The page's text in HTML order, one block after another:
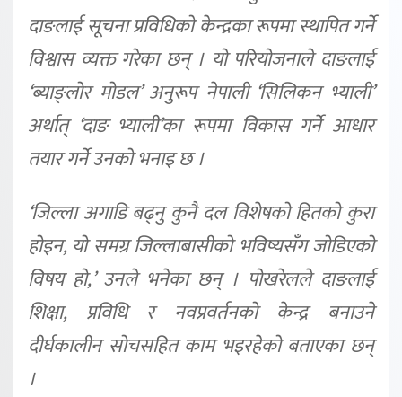
दाङलाई सूचना प्रविधिको केन्द्रका रूपमा स्थापित गर्ने
विश्वास व्यक्त गरेका छन् । यो परियोजनाले दाङलाई
‘ब्याङ्लोर मोडल’ अनुरूप नेपाली ‘सिलिकन भ्याली’
अर्थात् ‘दाङ भ्याली’का रूपमा विकास गर्ने आधार
तयार गर्ने उनको भनाइ छ ।
‘जिल्ला अगाडि बढ्नु कुनै दल विशेषको हितको कुरा
होइन, यो समग्र जिल्लाबासीको भविष्यसँग जोडिएको
विषय हो,’ उनले भनेका छन् । पोखरेलले दाङलाई
शिक्षा, प्रविधि र नवप्रवर्तनको केन्द्र बनाउने
दीर्घकालीन सोचसहित काम भइरहेको बताएका छन्
।